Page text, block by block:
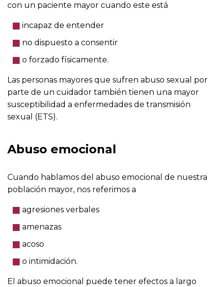
con un paciente mayor cuando este está
incapaz de entender
no dispuesto a consentir
o forzado físicamente.
Las personas mayores que sufren abuso sexual por
parte de un cuidador también tienen una mayor
susceptibilidad a enfermedades de transmisión
sexual (ETS).
Abuso emocional
Cuando hablamos del abuso emocional de nuestra
población mayor, nos referimos a
agresiones verbales
amenazas
acoso
o intimidación.
El abuso emocional puede tener efectos a largo